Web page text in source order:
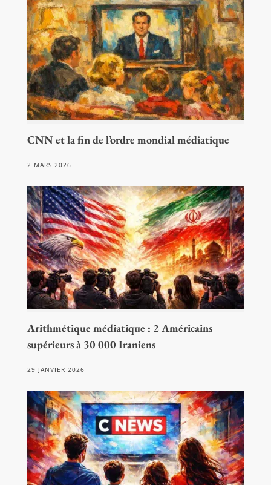
CNN et la fin de l’ordre mondial médiatique
2 MARS 2026
Arithmétique médiatique : 2 Américains
supérieurs à 30 000 Iraniens
29 JANVIER 2026